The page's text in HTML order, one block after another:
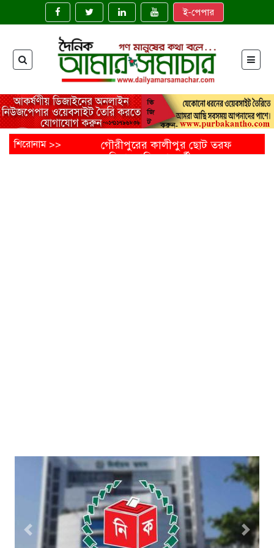
ই-পেপার
শিরোনাম >>
গৌরীপুরের কালীপুর ছোট তরফ
জমিদারবাড়ির শতবর্ষী
স্বরাষ্ট্র উপদেষ্টা
Previous Next